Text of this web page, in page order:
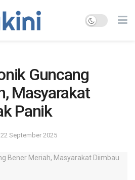
Guncang
Masyarakat
Panik
22 September 2025